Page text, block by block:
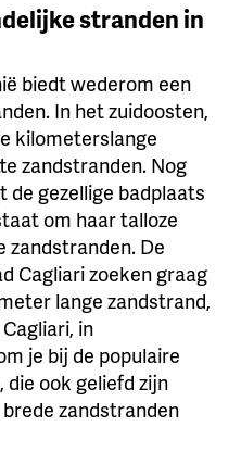
stranden in
biedt wederom een
In het zuidoosten,
kilometerslange
zandstranden. Nog
de gezellige badplaats
om haar talloze
zandstranden. De
Cagliari zoeken graag
lange zandstrand,
in
je bij de populaire
die ook geliefd zijn
zandstranden